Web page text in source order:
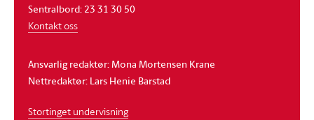
Sentralbord: 23 31 30 50
Kontakt oss
Ansvarlig redaktør: Mona Mortensen Krane
Nettredaktør: Lars Henie Barstad
Stortinget undervisning